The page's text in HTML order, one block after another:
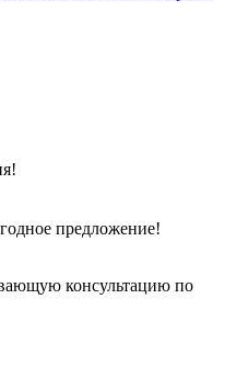
предложение!
консультацию по